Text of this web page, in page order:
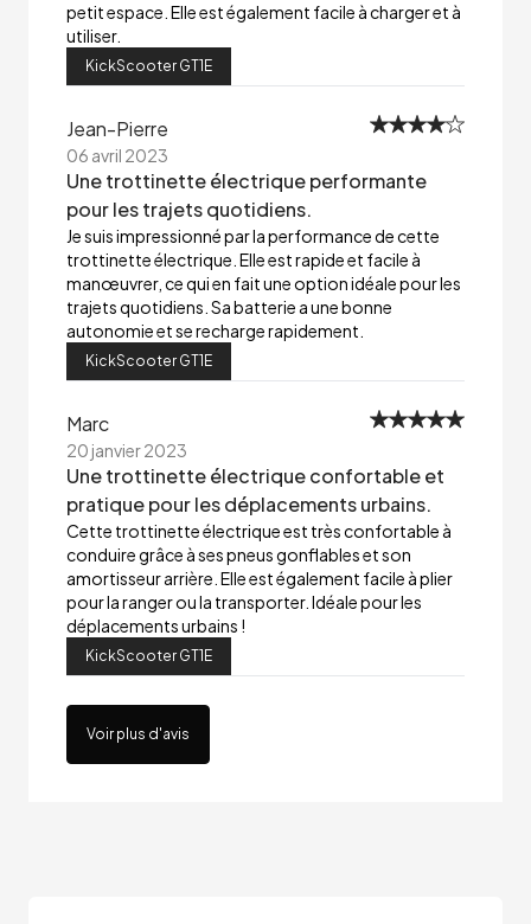
petit espace. Elle est également facile à charger et à
utiliser.
KickScooter GT1E
Jean-Pierre
06 avril 2023
Une trottinette électrique performante
pour les trajets quotidiens.
Je suis impressionné par la performance de cette
trottinette électrique. Elle est rapide et facile à
manœuvrer, ce qui en fait une option idéale pour les
trajets quotidiens. Sa batterie a une bonne
autonomie et se recharge rapidement.
KickScooter GT1E
Marc
20 janvier 2023
Une trottinette électrique confortable et
pratique pour les déplacements urbains.
Cette trottinette électrique est très confortable à
conduire grâce à ses pneus gonflables et son
amortisseur arrière. Elle est également facile à plier
pour la ranger ou la transporter. Idéale pour les
déplacements urbains !
KickScooter GT1E
Voir plus d'avis